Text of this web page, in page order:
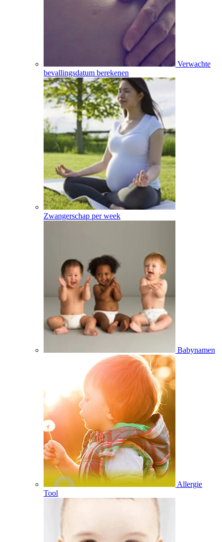
Verwachte
bevallingsdatum berekenen
Zwangerschap per week
Babynamen
Allergie
Tool